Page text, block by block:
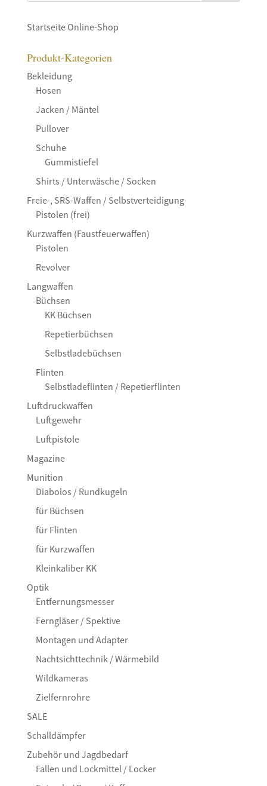
Startseite Online-Shop
Produkt-Kategorien
Bekleidung
Hosen
Jacken / Mäntel
Pullover
Schuhe
Gummistiefel
Shirts / Unterwäsche / Socken
Freie-, SRS-Waffen / Selbstverteidigung
Pistolen (frei)
Kurzwaffen (Faustfeuerwaffen)
Pistolen
Revolver
Langwaffen
Büchsen
KK Büchsen
Repetierbüchsen
Selbstladebüchsen
Flinten
Selbstladeflinten / Repetierflinten
Luftdruckwaffen
Luftgewehr
Luftpistole
Magazine
Munition
Diabolos / Rundkugeln
für Büchsen
für Flinten
für Kurzwaffen
Kleinkaliber KK
Optik
Entfernungsmesser
Ferngläser / Spektive
Montagen und Adapter
Nachtsichttechnik / Wärmebild
Wildkameras
Zielfernrohre
SALE
Schalldämpfer
Zubehör und Jagdbedarf
Fallen und Lockmittel / Locker